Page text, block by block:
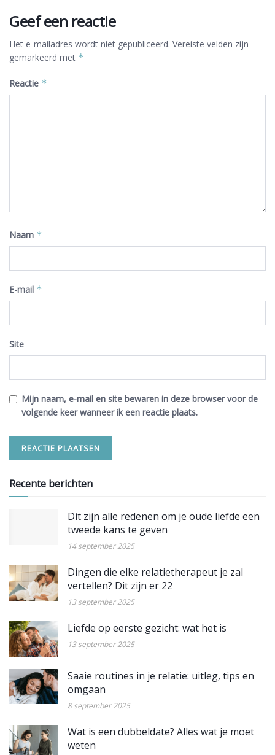
Geef een reactie
Het e-mailadres wordt niet gepubliceerd. Vereiste velden zijn
gemarkeerd met *
Reactie *
Naam *
E-mail *
Site
Mijn naam, e-mail en site bewaren in deze browser voor de
volgende keer wanneer ik een reactie plaats.
Recente berichten
Dit zijn alle redenen om je oude liefde een
tweede kans te geven
14 september 2025
Dingen die elke relatietherapeut je zal
vertellen? Dit zijn er 22
13 september 2025
Liefde op eerste gezicht: wat het is
13 september 2025
Saaie routines in je relatie: uitleg, tips en
omgaan
8 september 2025
Wat is een dubbeldate? Alles wat je moet
weten